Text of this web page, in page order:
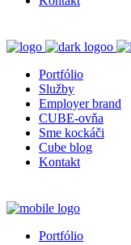
Portfólio
Služby
Employer brand
CUBE-ovňa
Sme kockáči
Cube blog
Kontakt
Portfólio